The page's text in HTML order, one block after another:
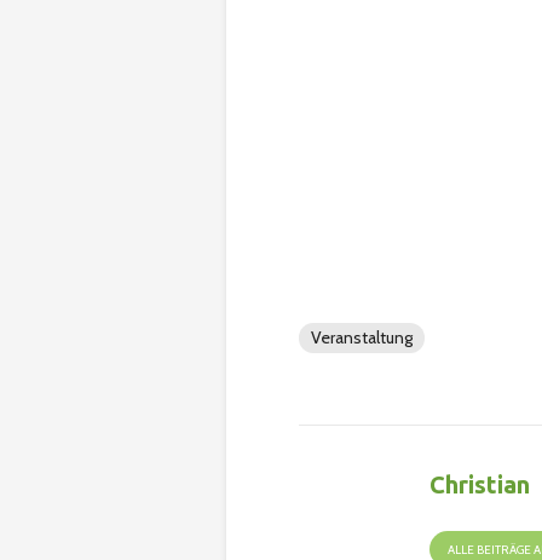
Veranstaltung
Christian
ALLE BEITRÄGE